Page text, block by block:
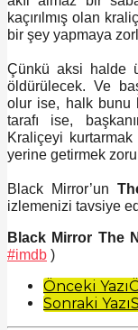
kaçırılmış olan
bir şey yapmaya
Çünkü aksi halde
öldürülecek. Ve
olur ise, halk bunu
tarafı ise,
Kraliçeyi
yerine getirmek
Black Mirror’un
izlemenizi tavsiye
Black Mirror The
#imdb )
Post
Pagination
Önceki Yazı
Sonraki Yazı